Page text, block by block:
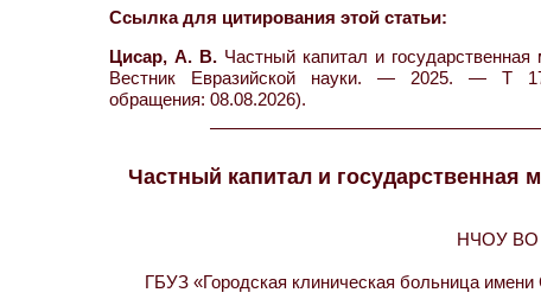
Ссылка для цитирования этой статьи:
Цисар, А. В.Частный капитал и
Вестник Евразийской науки. — 2025. — Т
обращения: 08.08.2026).
Частный капитал и государственная
НЧОУ ВО
ГБУЗ «Городская клиническая больница